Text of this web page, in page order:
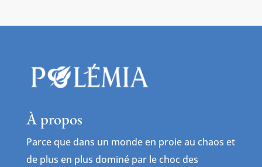
À propos
Parce que dans un monde en proie au chaos et
de plus en plus dominé par le choc des